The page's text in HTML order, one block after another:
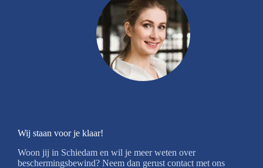
Wij staan voor je klaar!
Woon jij in Schiedam en wil je meer weten over
beschermingsbewind? Neem dan gerust contact met ons